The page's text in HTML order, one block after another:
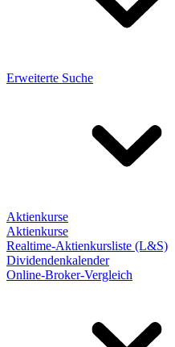
Erweiterte Suche
Aktienkurse
Aktienkurse
Realtime-Aktienkursliste (L&S)
Dividendenkalender
Online-Broker-Vergleich